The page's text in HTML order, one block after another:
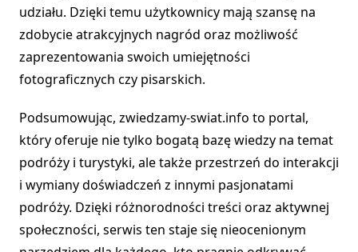
udziału. Dzięki temu użytkownicy mają szansę na
zdobycie atrakcyjnych nagród oraz możliwość
zaprezentowania swoich umiejętności
fotograficznych czy pisarskich.
Podsumowując, zwiedzamy-swiat.info to portal,
który oferuje nie tylko bogatą bazę wiedzy na temat
podróży i turystyki, ale także przestrzeń do interakcji
i wymiany doświadczeń z innymi pasjonatami
podróży. Dzięki różnorodności treści oraz aktywnej
społeczności, serwis ten staje się nieocenionym